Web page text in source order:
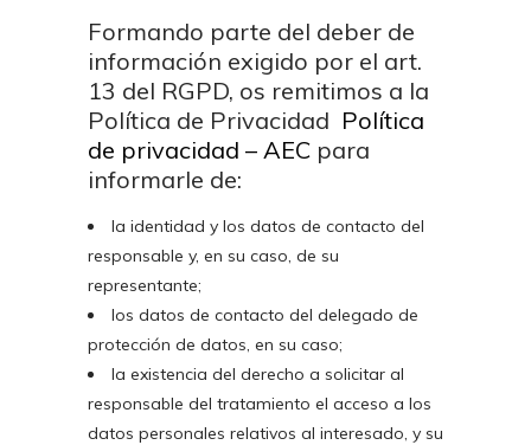
Formando parte del deber de
información exigido por el art.
13 del RGPD, os remitimos a la
Política de Privacidad Política
de privacidad – AEC para
informarle de:
la identidad y los datos de contacto del
responsable y, en su caso, de su
representante;
los datos de contacto del delegado de
protección de datos, en su caso;
la existencia del derecho a solicitar al
responsable del tratamiento el acceso a los
datos personales relativos al interesado, y su